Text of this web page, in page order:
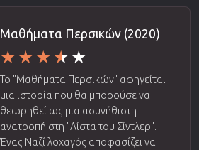
Μαθήματα Περσικών (2020)
Το "Μαθήματα Περσικών" αφηγείται
μια ιστορία που θα μπορούσε να
θεωρηθεί ως μια ασυνήθιστη
ανατροπή στη "Λίστα του Σίντλερ".
Ένας Ναζί λοχαγός αποφασίζει να